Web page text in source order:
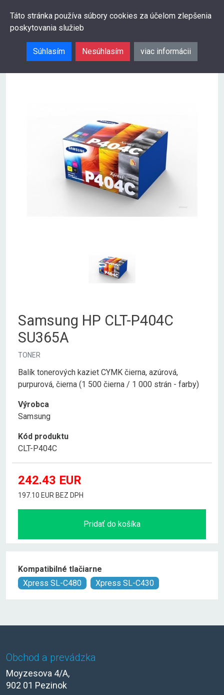
Táto stránka používa súbory cookies za účelom zlepšenia
poskytovania služieb
Súhlasím Nesúhlasím viac informácii
Samsung HP CLT-P404C
SU365A
TONER
Balík tonerových kaziet CYMK čierna, azúrová,
purpurová, čierna (1 500 čierna / 1 000 strán - farby)
Výrobca
Samsung
Kód produktu
CLT-P404C
242.43 EUR
197.10 EUR BEZ DPH
Pridať do košíka
Kompatibilné tlačiarne
Xpress SL-C480
Xpress SL-C430
Obchod a prevádzka
Moyzesova 4/A,
902 01 Pezinok